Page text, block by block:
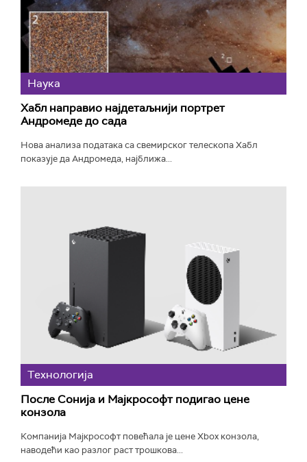
Наука
Хабл направио најдетаљнији портрет
Андромеде до сада
Нова анализа података са свемирског телескопа Хабл
показује да Андромеда, најближа...
Технологијa
После Сонија и Мајкрософт подигао цене
конзола
Компанија Мајкрософт повећала је цене Xbox конзола,
наводећи као разлог раст трошкова...